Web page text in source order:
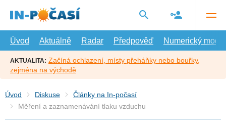
hlavní
Úvod
Aktuálně Radar Předpověď Numerický model
AKTUALITA: Začíná ochlazení, místy přeháňky nebo bouřky,
zejména na východě
Úvod Diskuse
Články na In-počasí
Měření a zaznamenávání tlaku vzduchu